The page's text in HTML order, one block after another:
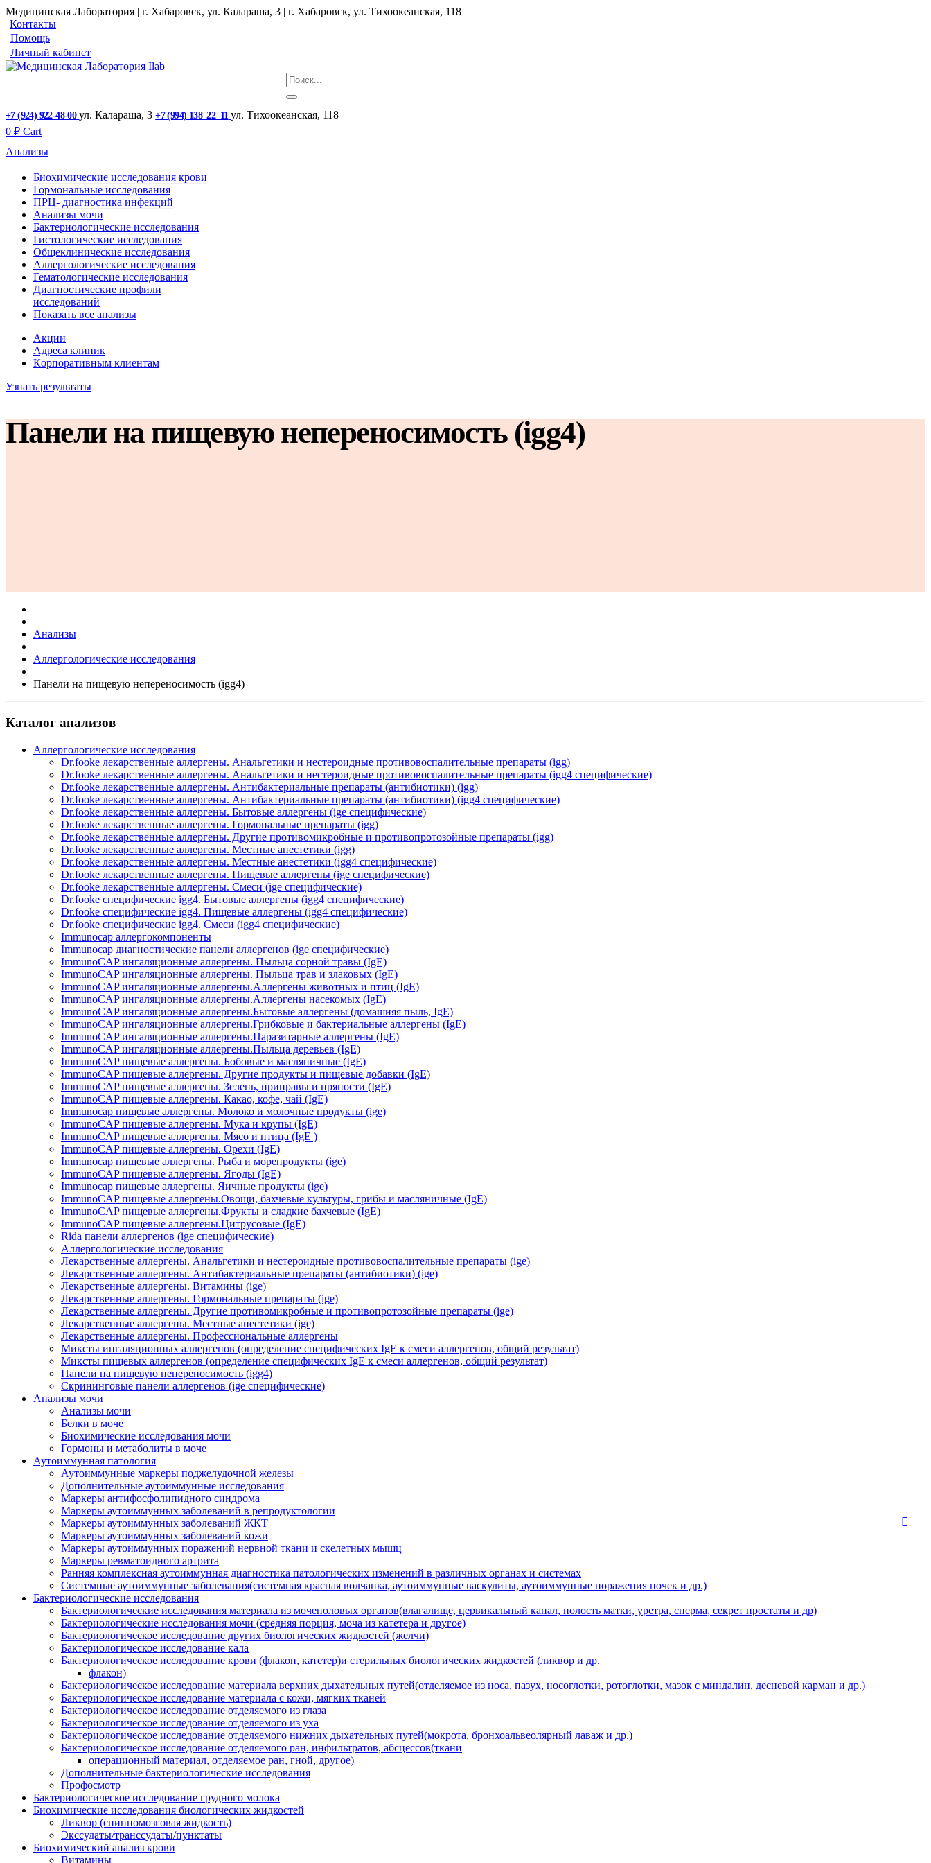
Медицинская Лаборатория | г. Хабаровск, ул. Калараша, 3 | г. Хабаровск, ул. ​Тихоокеанская, 118
Контакты
Помощь
Личный кабинет
+7 (924) 922-48-00 ул. ​Калараша, 3 +7 (994) 138‒22‒11 ул. ​Тихоокеанская, 118
0 ₽ Cart
Анализы
Биохимические исследования крови
Гормональные исследования
ПРЦ- диагностика инфекций
Анализы мочи
Бактериологические исследования
Гистологические исследования
Общеклинические исследования
Аллергологические исследования
Гематологические исследования
Диагностические профили
исследований
Показать все анализы
Акции
Адреса клиник
Кoрпоративным клиентам
Узнать результаты
Панели на пищевую непереносимость (igg4)
Анализы
Аллергологические исследования
Панели на пищевую непереносимость (igg4)
Каталог анализов
Аллергологические исследования
Dr.fooke лекарственные аллергены. Анальгетики и нестероидные противовоспалительные препараты (igg)
Dr.fooke лекарственные аллергены. Анальгетики и нестероидные противовоспалительные препараты (igg4 специфические)
Dr.fooke лекарственные аллергены. Антибактериальные препараты (антибиотики) (igg)
Dr.fooke лекарственные аллергены. Антибактериальные препараты (антибиотики) (igg4 специфические)
Dr.fooke лекарственные аллергены. Бытовые аллергены (ige специфические)
Dr.fooke лекарственные аллергены. Гормональные препараты (igg)
Dr.fooke лекарственные аллергены. Другие противомикробные и противопротозойные препараты (igg)
Dr.fooke лекарственные аллергены. Местные анестетики (igg)
Dr.fooke лекарственные аллергены. Местные анестетики (igg4 специфические)
Dr.fooke лекарственные аллергены. Пищевые аллергены (ige специфические)
Dr.fooke лекарственные аллергены. Смеси (ige специфические)
Dr.fooke специфические igg4. Бытовые аллергены (igg4 специфические)
Dr.fooke специфические igg4. Пищевые аллергены (igg4 специфические)
Dr.fooke специфические igg4. Смеси (igg4 специфические)
Immunocap аллергокомпоненты
Immunocap диагностические панели аллергенов (ige специфические)
ImmunoCAP ингаляционные аллергены. Пыльца сорной травы (IgE)
ImmunoCAP ингаляционные аллергены. Пыльца трав и злаковых (IgE)
ImmunoCAP ингаляционные аллергены.Аллергены животных и птиц (IgE)
ImmunoCAP ингаляционные аллергены.Аллергены насекомых (IgE)
ImmunoCAP ингаляционные аллергены.Бытовые аллергены (домашняя пыль, IgЕ)
ImmunoCAP ингаляционные аллергены.Грибковые и бактериальные аллергены (IgE)
ImmunoCAP ингаляционные аллергены.Паразитарные аллергены (IgE)
ImmunoCAP ингаляционные аллергены.Пыльца деревьев (IgE)
ImmunoCAP пищевые аллергены. Бобовые и масляничные (IgE)
ImmunoCAP пищевые аллергены. Другие продукты и пищевые добавки (IgE)
ImmunoCAP пищевые аллергены. Зелень, приправы и пряности (IgE)
ImmunoCAP пищевые аллергены. Какао, кофе, чай (IgE)
Immunocap пищевые аллергены. Молоко и молочные продукты (ige)
ImmunoCAP пищевые аллергены. Мука и крупы (IgE)
ImmunoCAP пищевые аллергены. Мясо и птица (IgE )
ImmunoCAP пищевые аллергены. Орехи (IgE)
Immunocap пищевые аллергены. Рыба и морепродукты (ige)
ImmunoCAP пищевые аллергены. Ягоды (IgE)
Immunocap пищевые аллергены. Яичные продукты (ige)
ImmunoCAP пищевые аллергены.Овощи, бахчевые культуры, грибы и масляничные (IgE)
ImmunoCAP пищевые аллергены.Фрукты и сладкие бахчевые (IgE)
ImmunoCAP пищевые аллергены.Цитрусовые (IgE)
Rida панели аллергенов (ige специфические)
Аллергологические исследования
Лекарственные аллергены. Анальгетики и нестероидные противовоспалительные препараты (ige)
Лекарственные аллергены. Антибактериальные препараты (антибиотики) (ige)
Лекарственные аллергены. Витамины (ige)
Лекарственные аллергены. Гормональные препараты (ige)
Лекарственные аллергены. Другие противомикробные и противопротозойные препараты (ige)
Лекарственные аллергены. Местные анестетики (ige)
Лекарственные аллергены. Профессиональные аллергены
Миксты ингаляционных аллергенов (определение специфических IgE к смеси аллергенов, общий результат)
Миксты пищевых аллергенов (определение специфических IgE к смеси аллергенов, общий результат)
Панели на пищевую непереносимость (igg4)
Скрининговые панели аллергенов (ige специфические)
Анализы мочи
Анализы мочи
Белки в моче
Биохимические исследования мочи
Гормоны и метаболиты в моче
Аутоиммунная патология
Аутоиммунные маркеры поджелудочной железы
Дополнительные аутоиммунные исследования
Маркеры антифосфолипидного синдрома
Маркеры аутоиммунных заболеваний в репродуктологии
Маркеры аутоиммунных заболеваний ЖКТ
Маркеры аутоиммунных заболеваний кожи
Маркеры аутоиммунных поражений нервной ткани и скелетных мышц
Маркеры ревматоидного артрита
Ранняя комплексная аутоиммунная диагностика патологических изменений в различных органах и системах
Системные аутоиммунные заболевания(системная красная волчанка, аутоиммунные васкулиты, аутоиммунные поражения почек и др.)
Бактериологические исследования
Бактериологические исследования материала из мочеполовых органов(влагалище, цервикальный канал, полость матки, уретра, сперма, секрет простаты и др)
Бактериологические исследования мочи (средняя порция, моча из катетера и другое)
Бактериологическое исследование других биологических жидкостей (желчи)
Бактериологическое исследование кала
Бактериологическое исследование крови (флакон, катетер)и стерильных биологических жидкостей (ликвор и др.
флакон)
Бактериологическое исследование материала верхних дыхательных путей(отделяемое из носа, пазух, носоглотки, ротоглотки, мазок с миндалин, десневой карман и др.)
Бактериологическое исследование материала с кожи, мягких тканей
Бактериологическое исследование отделяемого из глаза
Бактериологическое исследование отделяемого из уха
Бактериологическое исследование отделяемого нижних дыхательных путей(мокрота, бронхоальвеолярный лаваж и др.)
Бактериологическое исследование отделяемого ран, инфильтратов, абсцессов(ткани
операционный материал, отделяемое ран, гной, другое)
Дополнительные бактериологические исследования
Профосмотр
Бактериологическое исследование грудного молока
Биохимические исследования биологических жидкостей
Ликвор (спинномозговая жидкость)
Экссудаты/транссудаты/пунктаты
Биохимический анализ крови
Витамины